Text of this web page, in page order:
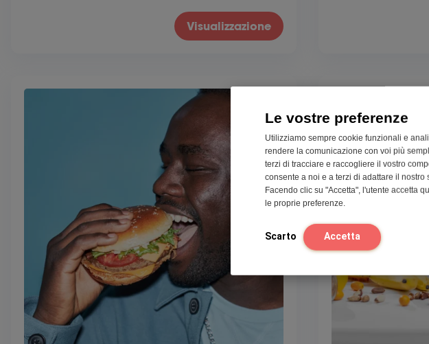
Le vostre preferenze
Utilizziamo sempre cookie funzionali e
rendere la comunicazione con voi più
terzi di tracciare e raccogliere il vostro
consente a noi e a terzi di adattare il
Facendo clic su "Accetta", l'utente accetta
le proprie preferenze.
Scarto Accetta
Visualizzazione